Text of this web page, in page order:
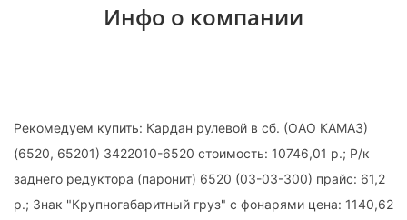
Инфо о компании
Рекомедуем купить: Кардан рулевой в сб. (ОАО КАМАЗ)
(6520, 65201) 3422010-6520 стоимость: 10746,01 р.; Р/к
заднего редуктора (паронит) 6520 (03-03-300) прайс: 61,2
р.; Знак "Крупногабаритный груз" с фонарями цена: 1140,62